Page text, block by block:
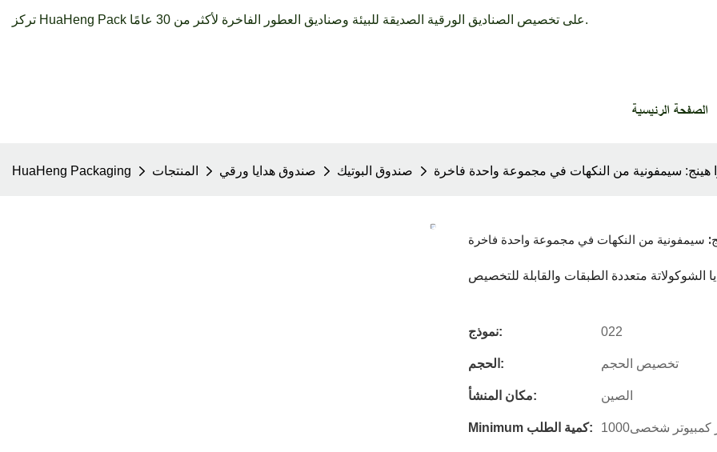
تركز HuaHeng Pack على تخصيص الصناديق الورقية الصديقة للبيئة وصناديق العطور الفاخرة لأكثر من 30 عامًا.
الصفحة الرئيسية
HuaHeng Packaging المنتجات صندوق هدايا ورقي صندوق البوتيك هينج: سيمفونية من النكهات في مجموعة واحدة فاخرة
سيمفونية من النكهات في مجموعة واحدة فاخرة
الشوكولاتة متعددة الطبقات والقابلة للتخصيص
نموذج: 022
الحجم: تخصيص الحجم
مكان المنشأ: الصين
Minimum كمية الطلب: كمبيوتر شخصى1000